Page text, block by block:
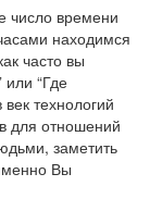
число времени
находимся
часто вы
“Где
технологий
для отношений
заметить
Вы